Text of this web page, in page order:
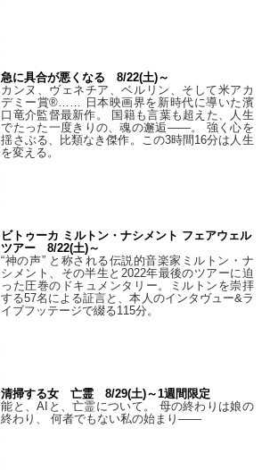
急に具合が悪くなる 8/22(土)～
カンヌ、ヴェネチア、ベルリン、そして米アカ
デミー賞®…… 日本映画界を新時代に導いた濱
口竜介監督最新作。 国籍も言葉も超えた、人生
でたった一度きりの、魂の邂逅――。 強く心を
揺さぶる、比類なき傑作。この3時間16分は人生
を変える。
ビトゥーカ ミルトン・ナシメント フェアウェル
ツアー 8/22(土)～
“神の声” と称される伝説的音楽家ミルトン・ナ
シメント、その半生と2022年最後のツアーに迫
った圧巻のドキュメンタリー。ミルトンを崇拝
する57名による証言と、本人のインタヴュー&ラ
イブフッテージで綴る115分。
清掃する女 亡霊 8/29(土)～1週間限定
能と、AIと、亡霊について。 母の終わりは娘の
終わり、 何者でもない私の始まり――